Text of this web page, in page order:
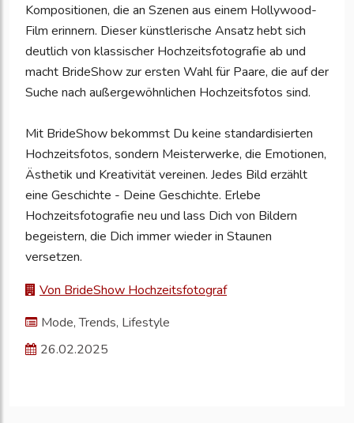
Kompositionen, die an Szenen aus einem Hollywood-
Film erinnern. Dieser künstlerische Ansatz hebt sich
deutlich von klassischer Hochzeitsfotografie ab und
macht BrideShow zur ersten Wahl für Paare, die auf der
Suche nach außergewöhnlichen Hochzeitsfotos sind.
Mit BrideShow bekommst Du keine standardisierten
Hochzeitsfotos, sondern Meisterwerke, die Emotionen,
Ästhetik und Kreativität vereinen. Jedes Bild erzählt
eine Geschichte - Deine Geschichte. Erlebe
Hochzeitsfotografie neu und lass Dich von Bildern
begeistern, die Dich immer wieder in Staunen
versetzen.
Von BrideShow Hochzeitsfotograf
Mode, Trends, Lifestyle
26.02.2025